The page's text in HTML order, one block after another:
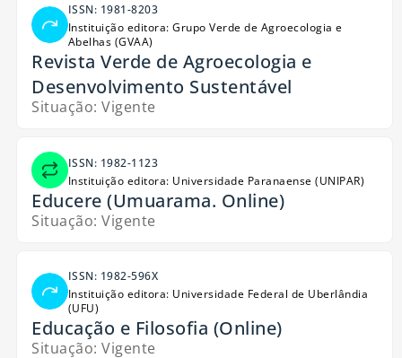
ISSN: 1981-8203
Instituição editora: Grupo Verde de Agroecologia e
Abelhas (GVAA)
Revista Verde de Agroecologia e
Desenvolvimento Sustentável
Situação: Vigente
ISSN: 1982-1123
Instituição editora: Universidade Paranaense (UNIPAR)
Educere (Umuarama. Online)
Situação: Vigente
ISSN: 1982-596X
Instituição editora: Universidade Federal de Uberlândia
(UFU)
Educação e Filosofia (Online)
Situação: Vigente